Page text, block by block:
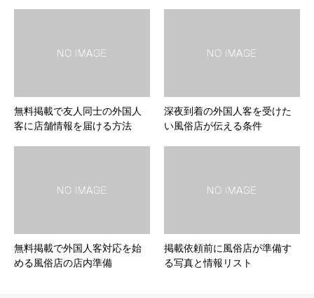
無料掲載で友人同士の外国人
客に店舗情報を届ける方法
深夜到着の外国人客を受けた
い風俗店が伝える条件
無料掲載で外国人客対応を始
める風俗店の店内準備
掲載依頼前に風俗店が準備す
る写真と情報リスト